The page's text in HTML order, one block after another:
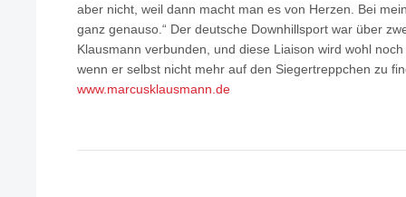
aber nicht, weil dann macht man es von Herzen. Bei
ganz genauso.“ Der deutsche Downhillsport war über
Klausmann verbunden, und diese Liaison wird wohl
wenn er selbst nicht mehr auf den Siegertreppchen zu
www.marcusklausmann.de